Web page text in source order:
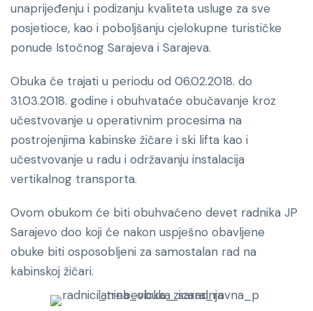
unaprijeđenju i podizanju kvaliteta usluge za sve
posjetioce, kao i poboljšanju cjelokupne turističke
ponude Istočnog Sarajeva i Sarajeva.
Obuka će trajati u periodu od 06.02.2018. do
31.03.2018. godine i obuhvataće obučavanje kroz
učestvovanje u operativnim procesima na
postrojenjima kabinske žičare i ski lifta kao i
učestvovanje u radu i održavanju instalacija
vertikalnog transporta.
Ovom obukom će biti obuhvaćeno devet radnika JP
Sarajevo doo koji će nakon uspješno obavljene
obuke biti osposobljeni za samostalan rad na
kabinskoj žičari.